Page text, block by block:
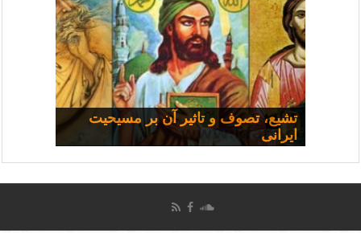
تشیع، تصوف و تاثیر آن بر مسیحیت
ایرانی
چرا همه شفا نمی‌یابند؟
مسیحی و سیاست: مجموعه
سخنرانی‌ها